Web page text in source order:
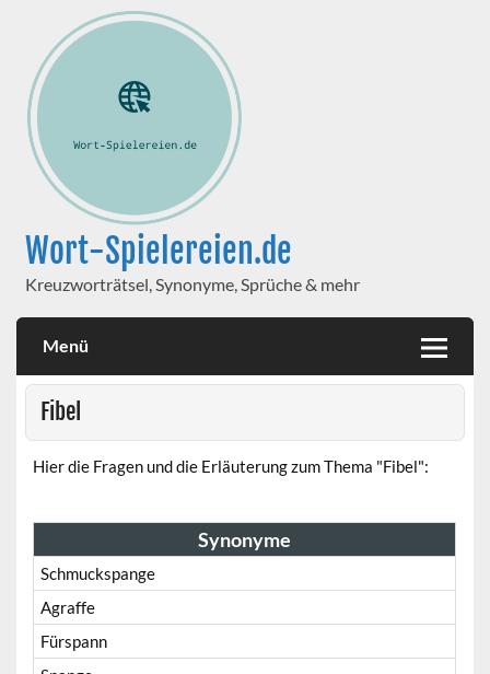
Wort-Spielereien.de
Kreuzworträtsel, Synonyme, Sprüche & mehr
Menü
Fibel
Hier die Fragen und die Erläuterung zum Thema "Fibel":
Synonyme
Schmuckspange
Agraffe
Fürspann